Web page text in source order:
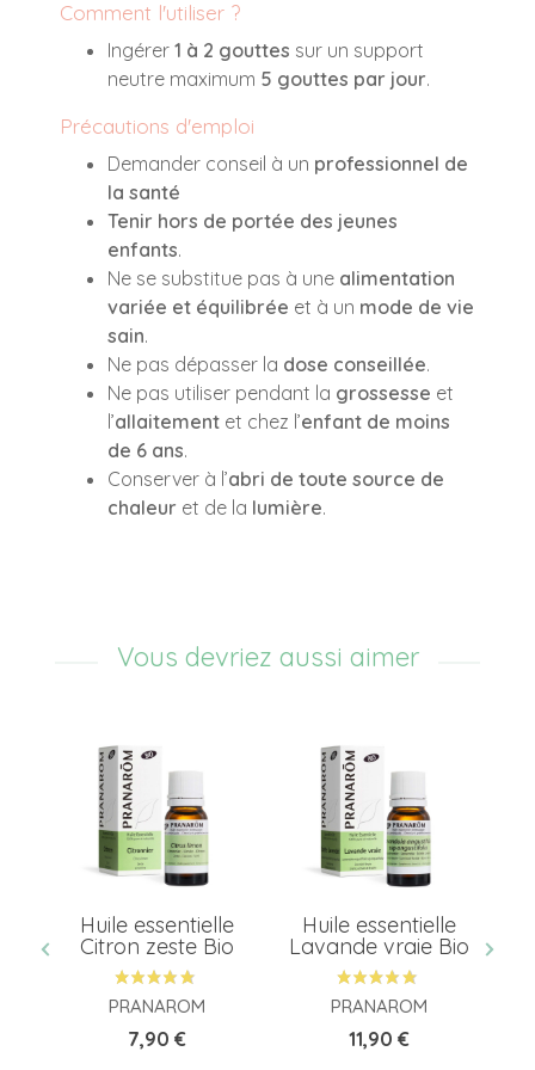
Comment l'utiliser ?
Ingérer 1 à 2 gouttes sur un support
neutre maximum 5 gouttes par jour.
Précautions d'emploi
Demander conseil à un professionnel de
la santé
Tenir hors de portée des jeunes
enfants.
Ne se substitue pas à une alimentation
variée et équilibrée et à un mode de vie
sain.
Ne pas dépasser la dose conseillée.
Ne pas utiliser pendant la grossesse et
l’allaitement et chez l’enfant de moins
de 6 ans.
Conserver à l’abri de toute source de
chaleur et de la lumière.
Vous devriez aussi aimer
Huile essentielle
Citron zeste Bio
PRANAROM
Prix
7,90 €
Huile essentielle
Lavande vraie Bio
PRANAROM
Prix
11,90 €